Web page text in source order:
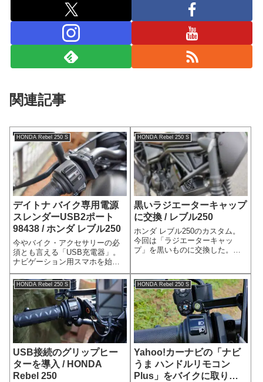
関連記事
HONDA Rebel 250 S
デイトナ バイク専用電源
スレンダーUSB2ポート
98438 / ホンダ レブル250
今やバイク・アクセサリーの必
須とも言える「USB充電器」。
ナビゲーション用スマホを始め
としたモバイル機器を充電する
ために必要なアイテムだ。私も
今回のバイク復活にあたって
は、一番最初に取り付けた。バ
イク専用のUSB充電器を選ぶに
あたってのポイ...
HONDA Rebel 250 S
黒いラジエーターキャップ
に交換 / レブル250
ホンダ レブル250のカスタム。
今回は「ラジエーターキャッ
プ」を黒いものに交換した。オ
ダ レブル250 Sエディションの
ラジエーターキャップは、オリ
ジナルではシルバーのものが使
われてい...
HONDA Rebel 250 S
USB接続のグリップヒー
ターを導入 / HONDA
Rebel 250
HONDA Rebel 250 S
Yahoo!カーナビの「ナビ
うま ハンドルリモコン
Plus」をバイクに取り付